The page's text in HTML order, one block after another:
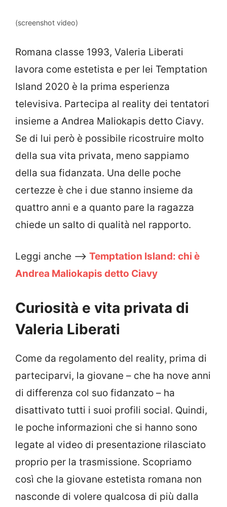
(screenshot video)
Romana classe 1993, Valeria Liberati
lavora come estetista e per lei Temptation
Island 2020 è la prima esperienza
televisiva. Partecipa al reality dei tentatori
insieme a Andrea Maliokapis detto Ciavy.
Se di lui però è possibile ricostruire molto
della sua vita privata, meno sappiamo
della sua fidanzata. Una delle poche
certezze è che i due stanno insieme da
quattro anni e a quanto pare la ragazza
chiede un salto di qualità nel rapporto.
Leggi anche –> Temptation Island: chi è
Andrea Maliokapis detto Ciavy
Curiosità e vita privata di
Valeria Liberati
Come da regolamento del reality, prima di
parteciparvi, la giovane – che ha nove anni
di differenza col suo fidanzato – ha
disattivato tutti i suoi profili social. Quindi,
le poche informazioni che si hanno sono
legate al video di presentazione rilasciato
proprio per la trasmissione. Scopriamo
così che la giovane estetista romana non
nasconde di volere qualcosa di più dalla